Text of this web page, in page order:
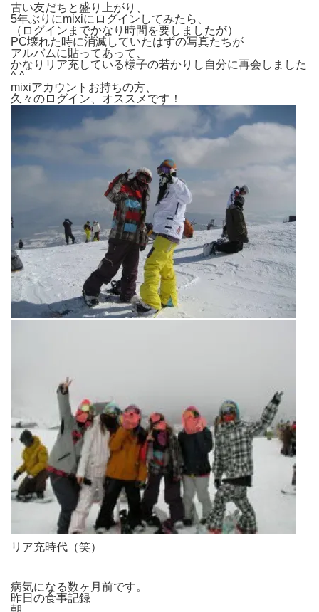
古い友だちと盛り上がり、
5年ぶりにmixiにログインしてみたら、
（ログインまでかなり時間を要しましたが）
PC壊れた時に消滅していたはずの写真たちが
アルバムに貼ってあって、
かなりリア充している様子の若かりし自分に再会しました
^ ^
mixiアカウントお持ちの方、
久々のログイン、オススメです！
リア充時代（笑）
病気になる数ヶ月前です。
昨日の食事記録
朝